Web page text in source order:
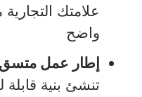
علامتك
واضح
إطار عمل متسق
تنشئ بنية